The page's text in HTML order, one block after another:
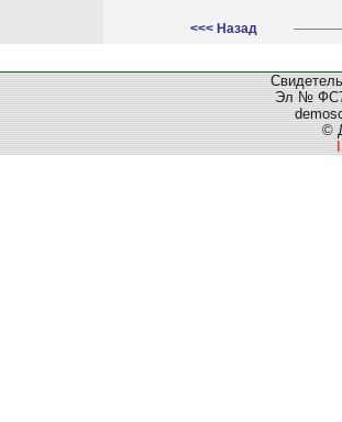
<<< Назад
Эл №
©